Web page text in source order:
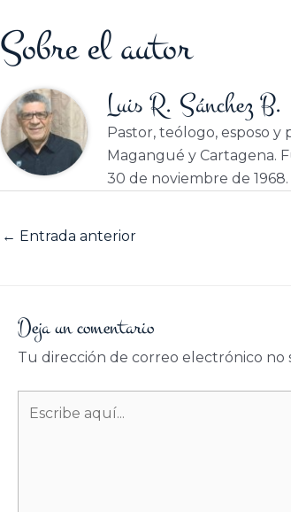
Sobre el autor
Luis R. Sánchez B.
Pastor, teólogo, esposo y
Magangué y Cartagena.
30 de noviembre de
← Entrada anterior
Deja un comentario
Tu dirección de correo electrónico no
aquí...